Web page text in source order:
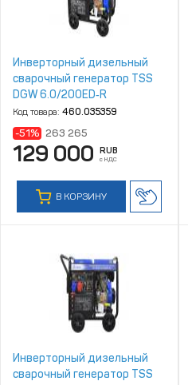
Инверторный дизельный
сварочный генератор TSS
DGW 6.0/200ED‑R
Код товара: 460.035359
-51% 263 265
129 000 RUB
с НДС
В КОРЗИНУ
Инверторный дизельный
сварочный генератор TSS